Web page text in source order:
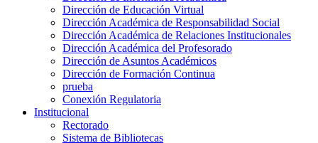
Dirección de Educación Virtual
Dirección Académica de Responsabilidad Social
Dirección Académica de Relaciones Institucionales
Dirección Académica del Profesorado
Dirección de Asuntos Académicos
Dirección de Formación Continua
prueba
Conexión Regulatoria
Institucional
Rectorado
Sistema de Bibliotecas